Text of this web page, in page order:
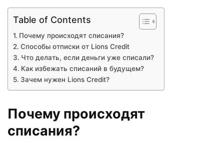
Table of Contents
Почему происходят списания?
Способы отписки от Lions Credit
Что делать, если деньги уже списали?
Как избежать списаний в будущем?
Зачем нужен Lions Credit?
Почему происходят
списания?